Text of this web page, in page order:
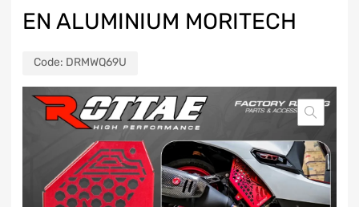
EN ALUMINIUM MORITECH
Code: DRMWQ69U